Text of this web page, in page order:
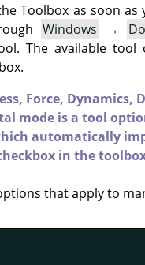
Toolbox as soon as
Windows →
The available tool
Force, Dynamics,
mode is a tool
automatically
in the
that apply to